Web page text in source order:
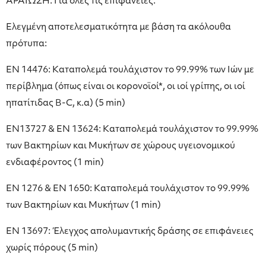
Ελεγμένη αποτελεσματικότητα με βάση τα ακόλουθα
πρότυπα:
EN 14476: Καταπολεμά τουλάχιστον το 99.99% των Ιών με
περίβλημα (όπως είναι οι κορονοϊοί*, οι ιοί γρίπης, οι ιοί
ηπατίτιδας Β-C, κ.α) (5 min)
EΝ13727 & ΕΝ 13624: Καταπολεμά τουλάχιστον το 99.99%
των Βακτηρίων και Μυκήτων σε χώρους υγειονομικού
ενδιαφέροντος (1 min)
EN 1276 & EN 1650: Καταπολεμά τουλάχιστον το 99.99%
των Βακτηρίων και Μυκήτων (1 min)
ΕΝ 13697: Έλεγχος απολυμαντικής δράσης σε επιφάνειες
χωρίς πόρους (5 min)